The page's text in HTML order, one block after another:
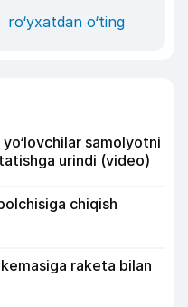
ro‘yxatdan o‘ting
samolyotni
urindi (video)
chiqish
raketa bilan